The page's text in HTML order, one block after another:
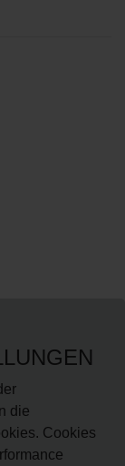
die
Cookies